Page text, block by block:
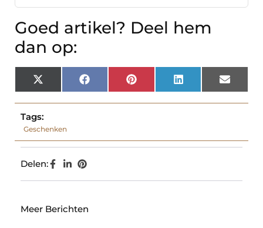
Goed artikel? Deel hem
dan op:
X
(Twitter)
Facebook Pinterest LinkedIn Email
Tags:
Geschenken
Delen:
Meer Berichten